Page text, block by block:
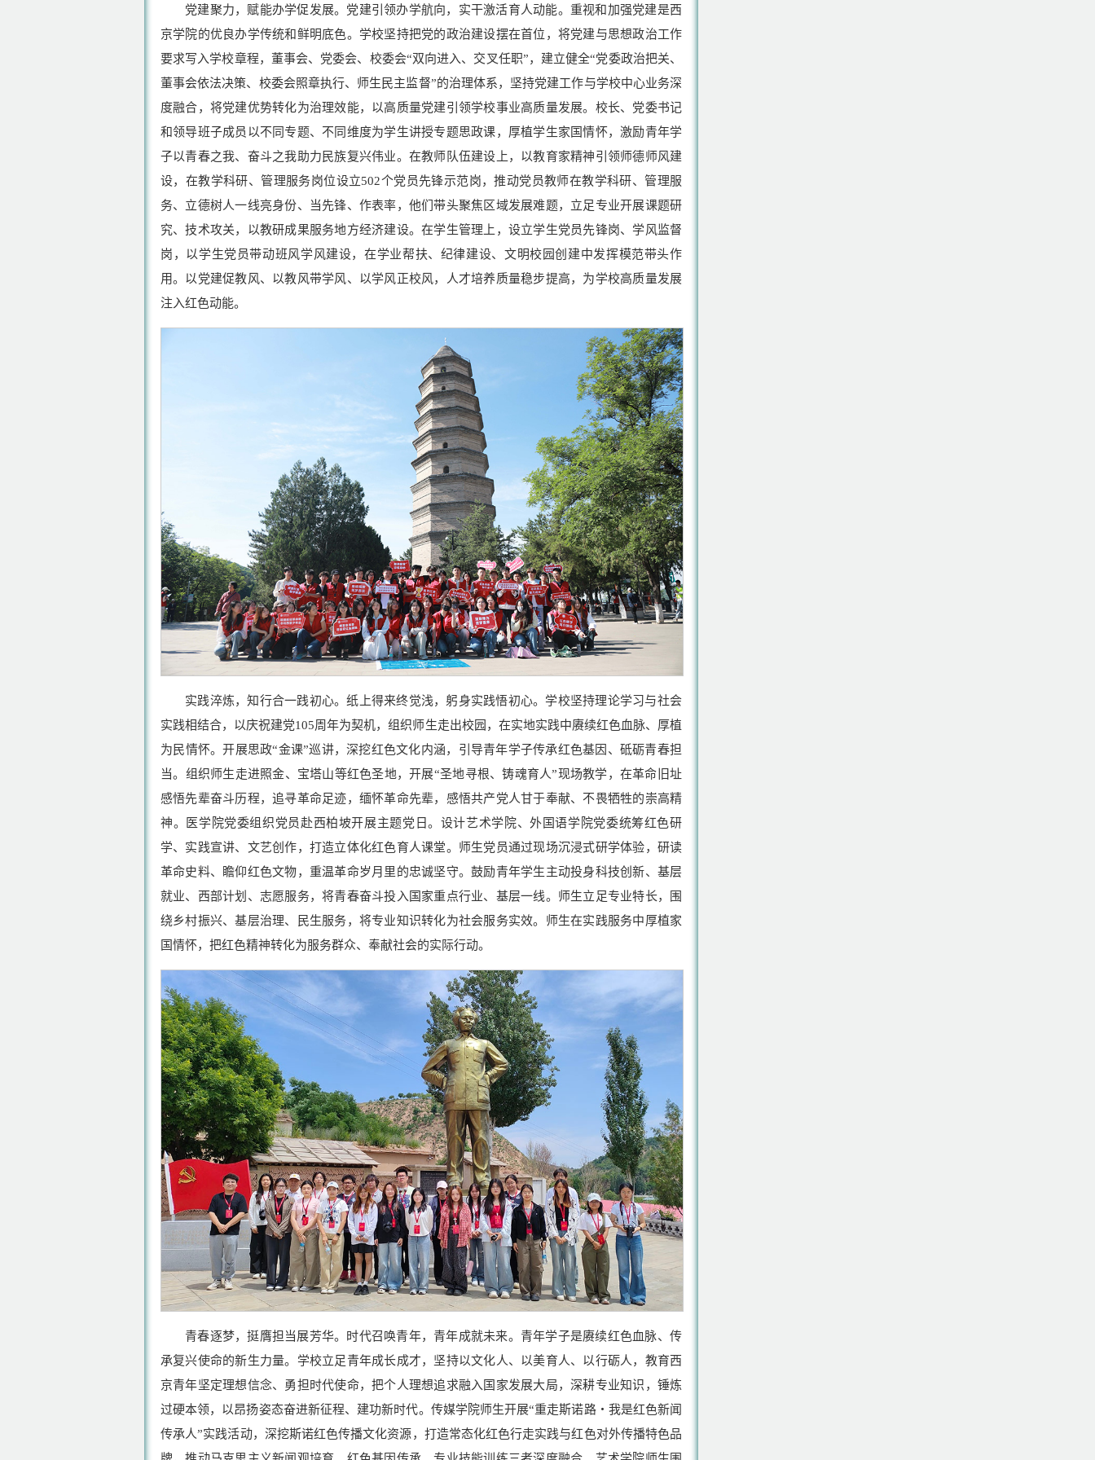
党建聚力，赋能办学促发展。党建引领办学航向，实干激活育人动能。重视和加强党建是西
京学院的优良办学传统和鲜明底色。学校坚持把党的政治建设摆在首位，将党建与思想政治工作
要求写入学校章程，董事会、党委会、校委会“双向进入、交叉任职”，建立健全“党委政治把关、
董事会依法决策、校委会照章执行、师生民主监督”的治理体系，坚持党建工作与学校中心业务深
度融合，将党建优势转化为治理效能，以高质量党建引领学校事业高质量发展。校长、党委书记
和领导班子成员以不同专题、不同维度为学生讲授专题思政课，厚植学生家国情怀，激励青年学
子以青春之我、奋斗之我助力民族复兴伟业。在教师队伍建设上，以教育家精神引领师德师风建
设，在教学科研、管理服务岗位设立502个党员先锋示范岗，推动党员教师在教学科研、管理服
务、立德树人一线亮身份、当先锋、作表率，他们带头聚焦区域发展难题，立足专业开展课题研
究、技术攻关，以教研成果服务地方经济建设。在学生管理上，设立学生党员先锋岗、学风监督
岗，以学生党员带动班风学风建设，在学业帮扶、纪律建设、文明校园创建中发挥模范带头作
用。以党建促教风、以教风带学风、以学风正校风，人才培养质量稳步提高，为学校高质量发展
注入红色动能。
实践淬炼，知行合一践初心。纸上得来终觉浅，躬身实践悟初心。学校坚持理论学习与社会
实践相结合，以庆祝建党105周年为契机，组织师生走出校园，在实地实践中赓续红色血脉、厚植
为民情怀。开展思政“金课”巡讲，深挖红色文化内涵，引导青年学子传承红色基因、砥砺青春担
当。组织师生走进照金、宝塔山等红色圣地，开展“圣地寻根、铸魂育人”现场教学，在革命旧址
感悟先辈奋斗历程，追寻革命足迹，缅怀革命先辈，感悟共产党人甘于奉献、不畏牺牲的崇高精
神。医学院党委组织党员赴西柏坡开展主题党日。设计艺术学院、外国语学院党委统筹红色研
学、实践宣讲、文艺创作，打造立体化红色育人课堂。师生党员通过现场沉浸式研学体验，研读
革命史料、瞻仰红色文物，重温革命岁月里的忠诚坚守。鼓励青年学生主动投身科技创新、基层
就业、西部计划、志愿服务，将青春奋斗投入国家重点行业、基层一线。师生立足专业特长，围
绕乡村振兴、基层治理、民生服务，将专业知识转化为社会服务实效。师生在实践服务中厚植家
国情怀，把红色精神转化为服务群众、奉献社会的实际行动。
青春逐梦，挺膺担当展芳华。时代召唤青年，青年成就未来。青年学子是赓续红色血脉、传
承复兴使命的新生力量。学校立足青年成长成才，坚持以文化人、以美育人、以行砺人，教育西
京青年坚定理想信念、勇担时代使命，把个人理想追求融入国家发展大局，深耕专业知识，锤炼
过硬本领，以昂扬姿态奋进新征程、建功新时代。传媒学院师生开展“重走斯诺路・我是红色新闻
传承人”实践活动，深挖斯诺红色传播文化资源，打造常态化红色行走实践与红色对外传播特色品